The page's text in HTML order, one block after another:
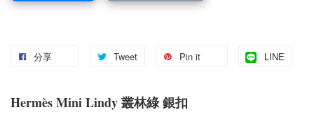
分享 Tweet Pin it LINE
Hermès Mini Lindy 叢林綠 銀扣